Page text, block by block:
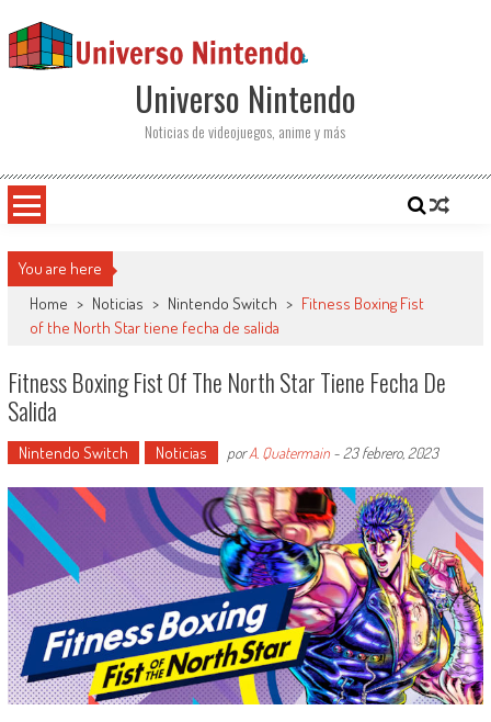
Universo Nintendo
Noticias de videojuegos, anime y más
You are here
Home > Noticias > Nintendo Switch > Fitness Boxing Fist
of the North Star tiene fecha de salida
Fitness Boxing Fist Of The North Star Tiene Fecha De
Salida
Nintendo Switch Noticias porA. Quatermain- 23 febrero, 2023